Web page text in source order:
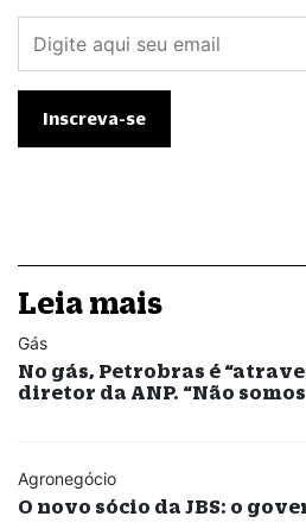
Leia mais
Gás
No gás, Petrobras é
diretor da ANP. “Não
Agronegócio
O novo sócio da JBS: o